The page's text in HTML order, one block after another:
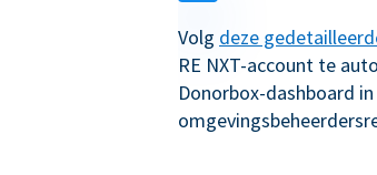
Volg deze
RE NXT-account te
Donorbox-dashboard